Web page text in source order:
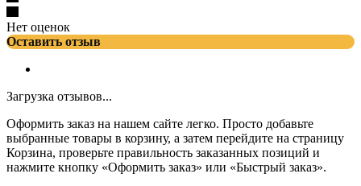
Нет оценок
Оставить отзыв
Загрузка отзывов...
Оформить заказ на нашем сайте легко. Просто добавьте
выбранные товары в корзину, а затем перейдите на страницу
Корзина, проверьте правильность заказанных позиций и
нажмите кнопку «Оформить заказ» или «Быстрый заказ».